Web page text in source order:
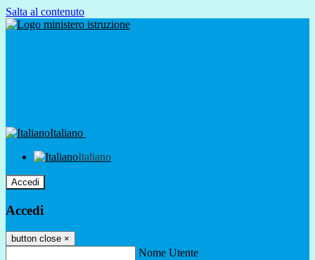
Salta al contenuto
Italiano
Italiano
Accedi
Accedi
button close ×
Nome Utente